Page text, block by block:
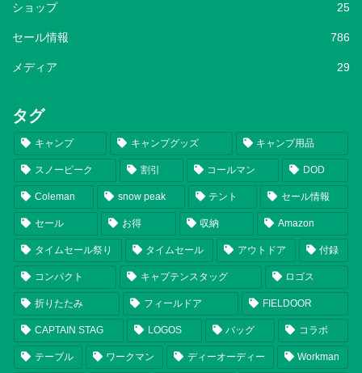
ショップ 25
セール情報 786
メディア 29
タグ
キャンプ キャンプグッズ キャンプ用品
スノーピーク 割引 コールマン DOD
Coleman snow peak テント セール情報
セール お得 収納 Amazon
タイムセール祭り タイムセール アウトドア 付録
コンパクト キャプテンスタッグ ロゴス
折りたたみ フィールドア FIELDOOR
CAPTAIN STAG LOGOS バッグ コラボ
テーブル ワークマン ディーオーディー Workman